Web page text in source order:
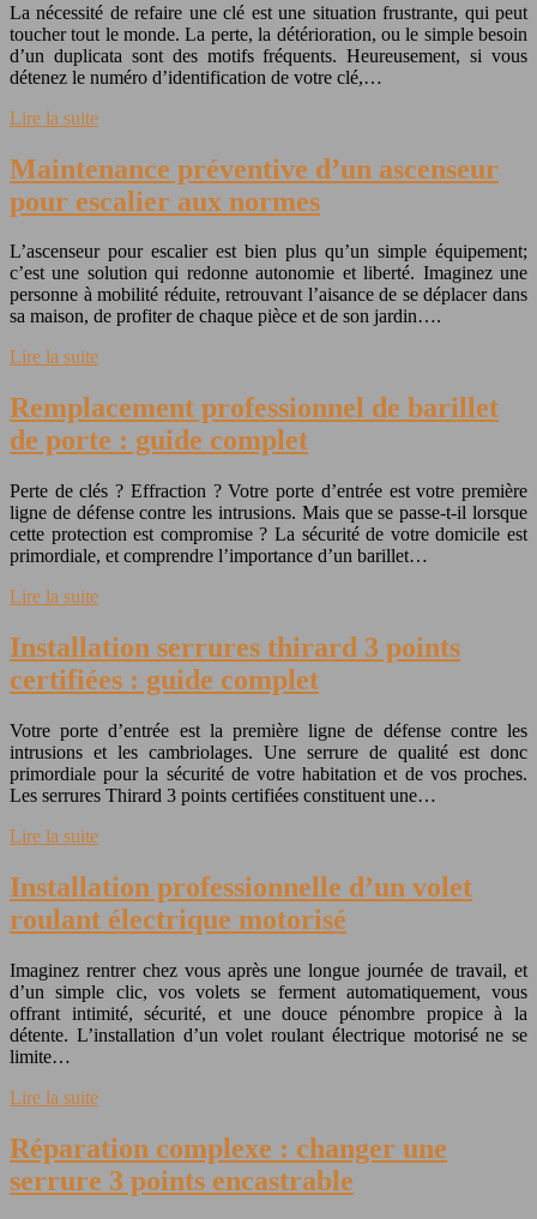
La nécessité de refaire une clé est une situation frustrante, qui peut
toucher tout le monde. La perte, la détérioration, ou le simple besoin
d’un duplicata sont des motifs fréquents. Heureusement, si vous
détenez le numéro d’identification de votre clé,…
Lire la suite
Maintenance préventive d’un ascenseur
pour escalier aux normes
L’ascenseur pour escalier est bien plus qu’un simple équipement;
c’est une solution qui redonne autonomie et liberté. Imaginez une
personne à mobilité réduite, retrouvant l’aisance de se déplacer dans
sa maison, de profiter de chaque pièce et de son jardin….
Lire la suite
Remplacement professionnel de barillet
de porte : guide complet
Perte de clés ? Effraction ? Votre porte d’entrée est votre première
ligne de défense contre les intrusions. Mais que se passe-t-il lorsque
cette protection est compromise ? La sécurité de votre domicile est
primordiale, et comprendre l’importance d’un barillet…
Lire la suite
Installation serrures thirard 3 points
certifiées : guide complet
Votre porte d’entrée est la première ligne de défense contre les
intrusions et les cambriolages. Une serrure de qualité est donc
primordiale pour la sécurité de votre habitation et de vos proches.
Les serrures Thirard 3 points certifiées constituent une…
Lire la suite
Installation professionnelle d’un volet
roulant électrique motorisé
Imaginez rentrer chez vous après une longue journée de travail, et
d’un simple clic, vos volets se ferment automatiquement, vous
offrant intimité, sécurité, et une douce pénombre propice à la
détente. L’installation d’un volet roulant électrique motorisé ne se
limite…
Lire la suite
Réparation complexe : changer une
serrure 3 points encastrable